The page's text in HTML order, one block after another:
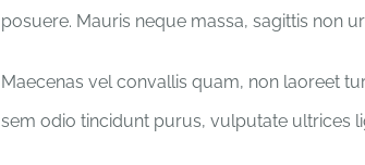
posuere. Mauris neque massa, sagittis non
Maecenas vel convallis quam, non laoreet
sem odio tincidunt purus, vulputate ultrices